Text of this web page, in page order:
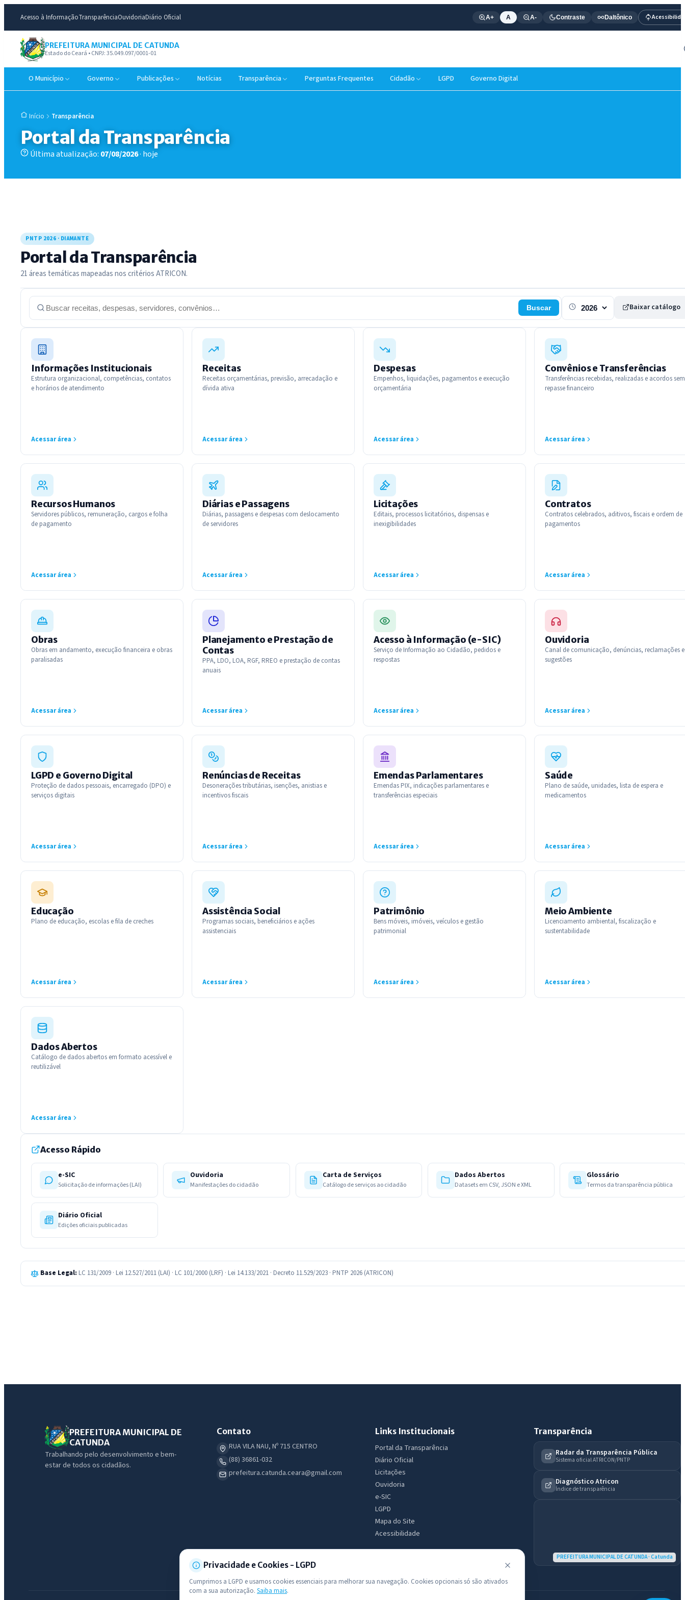
Acesso à InformaçãoTransparênciaOuvidoriaDiário Oficial A+ A A- Contraste Daltônico
PREFEITURA MUNICIPAL DE CATUNDA
Estado do Ceará • CNPJ: 35.049.097/0001-01
O Município Governo Publicações Notícias Transparência Perguntas Frequentes Cidadão LGPD Governo Digital
Início Transparência
Portal da Transparência
Última atualização: 07/08/2026· hoje
PNTP 2026 · DIAMANTE
Portal da Transparência
21 áreas temáticas mapeadas nos critérios ATRICON.
Buscar em transparência Buscar Exercicio
Baixar catálogo
21 áreas no total
Informações Institucionais
Estrutura organizacional, competências, contatos
e horários de atendimento
Acessar área
Receitas
Receitas orçamentárias, previsão, arrecadação e
dívida ativa
Acessar área
Despesas
Empenhos, liquidações, pagamentos e execução
orçamentária
Acessar área
Convênios e Transferências
Transferências recebidas, realizadas e acordos sem
repasse financeiro
Acessar área
Recursos Humanos
Servidores públicos, remuneração, cargos e folha
de pagamento
Acessar área
Diárias e Passagens
Diárias, passagens e despesas com deslocamento
de servidores
Acessar área
Licitações
Editais, processos licitatórios, dispensas e
inexigibilidades
Acessar área
Contratos
Contratos celebrados, aditivos, fiscais e ordem de
pagamentos
Acessar área
Obras
Obras em andamento, execução financeira e obras
paralisadas
Acessar área
Planejamento e Prestação de
Contas
PPA, LDO, LOA, RGF, RREO e prestação de contas
anuais
Acessar área
Acesso à Informação (e-SIC)
Serviço de Informação ao Cidadão, pedidos e
respostas
Acessar área
Ouvidoria
Canal de comunicação, denúncias, reclamações e
sugestões
Acessar área
LGPD e Governo Digital
Proteção de dados pessoais, encarregado (DPO) e
serviços digitais
Acessar área
Renúncias de Receitas
Desonerações tributárias, isenções, anistias e
incentivos fiscais
Acessar área
Emendas Parlamentares
Emendas PIX, indicações parlamentares e
transferências especiais
Acessar área
Saúde
Plano de saúde, unidades, lista de espera e
medicamentos
Acessar área
Educação
Plano de educação, escolas e fila de creches
Acessar área
Assistência Social
Programas sociais, beneficiários e ações
assistenciais
Acessar área
Patrimônio
Bens móveis, imóveis, veículos e gestão
patrimonial
Acessar área
Meio Ambiente
Licenciamento ambiental, fiscalização e
sustentabilidade
Acessar área
Dados Abertos
Catálogo de dados abertos em formato acessível e
reutilizável
Acessar área
Acesso Rápido
e-SIC
Solicitação de informações (LAI)
Ouvidoria
Manifestações do cidadão
Carta de Serviços
Catálogo de serviços ao cidadão
Dados Abertos
Datasets em CSV, JSON e XML
Glossário
Termos da transparência pública
Diário Oficial
Edições oficiais publicadas
Base Legal: LC 131/2009 · Lei 12.527/2011 (LAI) · LC 101/2000 (LRF) · Lei 14.133/2021 · Decreto 11.529/2023 · PNTP 2026 (ATRICON)
PREFEITURA MUNICIPAL DE
CATUNDA
Trabalhando pelo desenvolvimento e bem-
estar de todos os cidadãos.
Contato
RUA VILA NAU, Nº 715 CENTRO
(88) 36861-032
prefeitura.catunda.ceara@gmail.com
Links Institucionais
Portal da Transparência
Diário Oficial
Licitações
Ouvidoria
e-SIC
LGPD
Mapa do Site
Acessibilidade
Transparência
Radar da Transparência Pública
Sistema oficial ATRICON/PNTP
Diagnóstico Atricon
Índice de transparência
PREFEITURA MUNICIPAL DE CATUNDA · Catunda
Privacidade e Cookies - LGPD
Cumprimos a LGPD e usamos cookies essenciais para melhorar sua navegação. Cookies opcionais só são ativados
com a sua autorização. Saiba mais.